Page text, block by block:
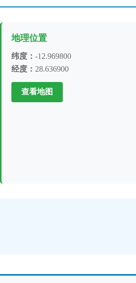
地理位置
纬度： -12.969800
经度： 28.636900
查看地图